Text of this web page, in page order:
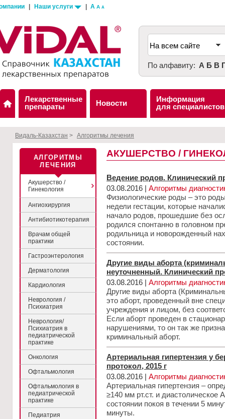
Наши услуги A A A
По алфавиту: А Б В
Лекарственные
препараты
Новости
Информация
для специалистов
Видаль-Казахстан > Алгоритмы лечения
АЛГОРИТМЫ
ЛЕЧЕНИЯ
Акушерство /
Гинекология
Ангиохирургия
Антибиотикотерапия
Врачам общей
практики
Гастроэнтерология
Дерматология
Кардиология
Неврология /
Психиатрия
Неврология/
Психиатрия в
педиатрической
практике
Онкология
Офтальмология
Офтальмология в
педиатрической
практике
Педиатрия
АКУШЕРСТВО /
Ведение родов. Клинический
03.08.2016 | Алгоритмы
Физиологические роды – это
недели гестации, которые
начало родов, прошедшие без
родился спонтанно в головном
родильница и новорожденный
состоянии.
Другие виды аборта
неуточненный. Клинический
03.08.2016 | Алгоритмы
Другие виды аборта
это аборт, проведенный вне
учреждения и лицом, без
Если аборт проведен в
нарушениями, то он так же
криминальный аборт.
Артериальная гипертензия у
протокол, 2015 г
03.08.2016 | Алгоритмы
Артериальная гипертензия –
≥140 мм рт.ст. и диастолическое
состоянии покоя в течении 5
минуты.